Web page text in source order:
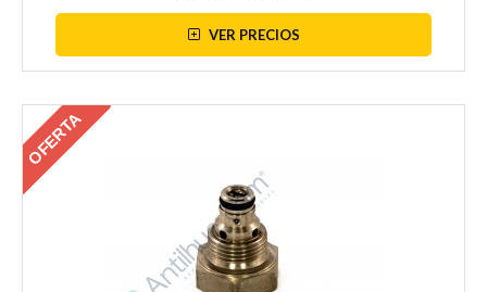
VER PRECIOS
OFERTA